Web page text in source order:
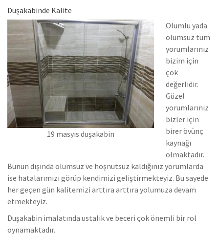
Duşakabinde Kalite
19 masyıs duşakabin
Olumlu yada
olumsuz tüm
yorumlarınız
bizim için
çok
değerlidir.
Güzel
yorumlarınız
bizler için
birer övünç
kaynağı
olmaktadır.
Bunun dışında olumsuz ve hoşnutsuz kaldığınız yorumlarda
ise hatalarımızı görüp kendimizi geliştirmekteyiz. Bu sayede
her geçen gün kalitemizi arttıra arttıra yolumuza devam
etmekteyiz.
Duşakabin imalatında ustalık ve beceri çok önemli bir rol
oynamaktadır.